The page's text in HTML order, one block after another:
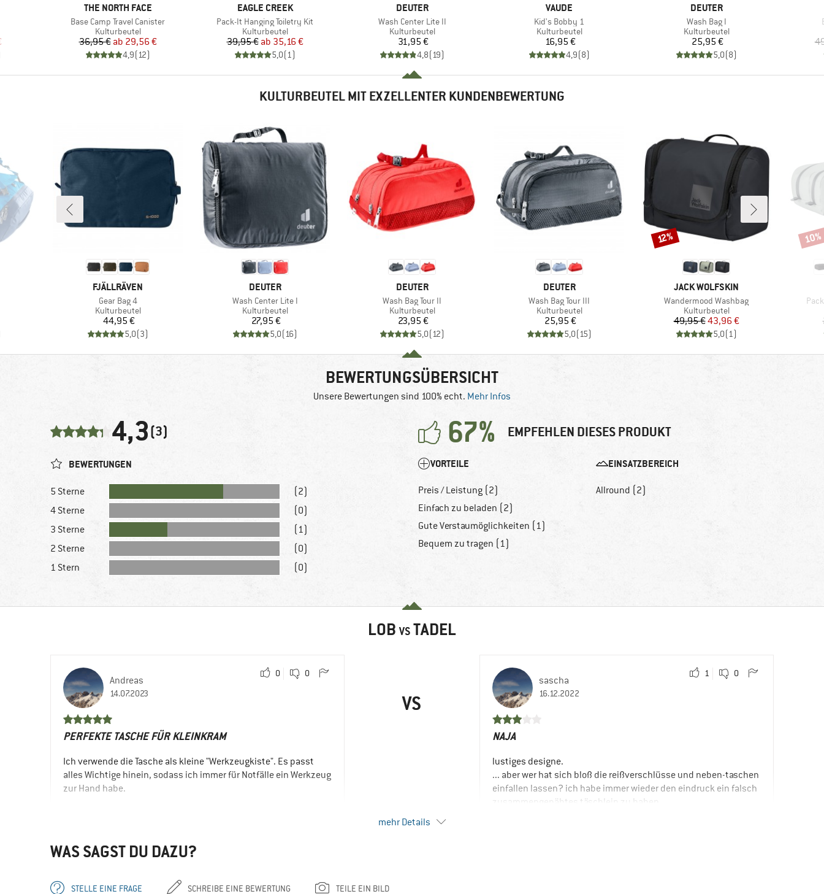
Preis
MARKE
THE NORTH FACE
Artikel
Base Camp Travel Canister
Produktgruppe
Kulturbeutel
Preis
36,95 € reduzierter Preis
ab 29,56 €
4,9(12)
MARKE
EAGLE CREEK
Artikel
Pack-It Hanging Toiletry Kit
Produktgruppe
Kulturbeutel
Preis
39,95 € reduzierter Preis
ab 35,16 €
5,0(1)
MARKE
DEUTER
Artikel
Wash Center Lite II
Produktgruppe
Kulturbeutel
Preis
31,95 €
4,8(19)
MARKE
VAUDE
Artikel
Kid's Bobby 1
Produktgruppe
Kulturbeutel
Preis
16,95 €
4,9(8)
MARKE
DEUTER
Artikel
Wash Bag I
Produktgruppe
Kulturbeutel
Preis
25,95 €
5,0(8)
KULTURBEUTEL MIT EXZELLENTER KUNDENBEWERTUNG
MARKE
FJÄLLRÄVEN
Artikel
Gear Bag 4
Produktgruppe
Kulturbeutel
Preis
44,95 €
5,0(3)
MARKE
DEUTER
Artikel
Wash Center Lite I
Produktgruppe
Kulturbeutel
Preis
27,95 €
5,0(16)
MARKE
DEUTER
Artikel
Wash Bag Tour II
Produktgruppe
Kulturbeutel
Preis
23,95 €
5,0(12)
MARKE
DEUTER
Artikel
Wash Bag Tour III
Produktgruppe
Kulturbeutel
Preis
25,95 €
5,0(15)
MARKE
JACK WOLFSKIN
Artikel
Wandermood Washbag
Produktgruppe
Kulturbeutel
Preis
49,95 €reduzierter Preis
43,96 €
5,0(1)
Rabatt
12% 10%
BEWERTUNGSÜBERSICHT
Unsere Bewertungen sind 100% echt. Mehr Infos
4,3(3) 67% EMPFEHLEN DIESES PRODUKT
BEWERTUNGEN
5 Sterne
(2)
4 Sterne
(0)
3 Sterne
(1)
2 Sterne
(0)
1 Stern
(0)
VORTEILE
Preis / Leistung (2)
Einfach zu beladen (2)
Gute Verstaumöglichkeiten (1)
Bequem zu tragen (1)
EINSATZBEREICH
Allround (2)
LOB VS TADEL
Andreas
14.07.2023
0 0
PERFEKTE TASCHE FÜR KLEINKRAM
Ich verwende die Tasche als kleine "Werkzeugkiste". Es passt
alles Wichtige hinein, sodass ich immer für Notfälle ein Werkzeug
zur Hand habe.
Bequem zu tragen
EINSATZBEREICH
VS
sascha
16.12.2022
1 0
NAJA
lustiges designe.
... aber wer hat sich bloß die reißverschlüsse und neben-taschen
einfallen lassen? ich habe immer wieder den eindruck ein falsch
zusammengenähtes täschlein zu haben.
mehr Details
WAS SAGST DU DAZU?
STELLE EINE FRAGE SCHREIBE EINE BEWERTUNG TEILE EIN BILD